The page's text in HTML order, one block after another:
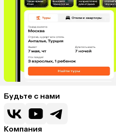
Будьте с нами
Компания